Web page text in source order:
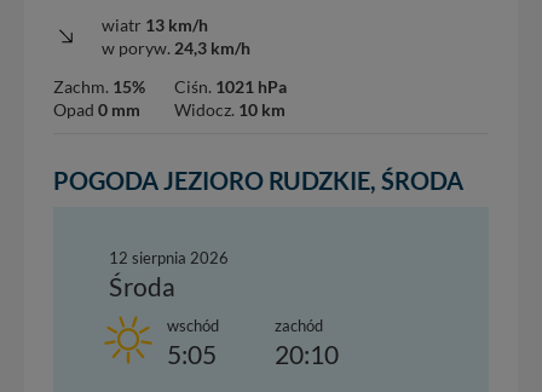
wiatr 13 km/h
w poryw. 24,3 km/h
Zachm. 15%
Opad 0 mm
Ciśn. 1021 hPa
Widocz. 10 km
POGODA JEZIORO RUDZKIE, ŚRODA
12 sierpnia 2026
Środa
wschód
5:05
zachód
20:10